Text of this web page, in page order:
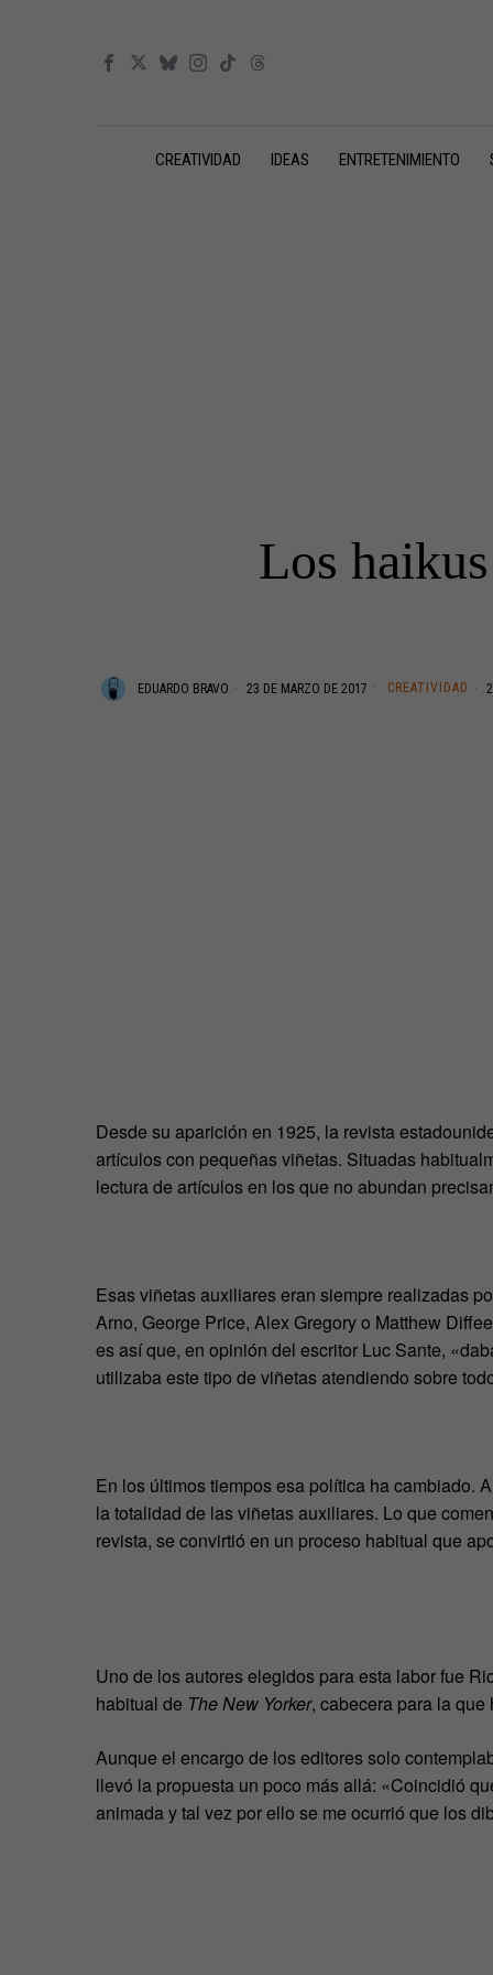
CREATIVIDAD IDEAS ENTRETENIMIENTO
Los
EDUARDO BRAVO 23 DE MARZO DE 2017 CREATIVIDAD
Desde su aparición en 1925, la revista
artículos con pequeñas viñetas. Situadas
lectura de artículos en los que no abundan
Esas viñetas auxiliares eran siempre realizadas
Arno, George Price, Alex Gregory o Matthew
es así que, en opinión del escritor Luc Sante,
utilizaba este tipo de viñetas atendiendo sobre
En los últimos tiempos esa política ha cambiado.
la totalidad de las viñetas auxiliares. Lo que
revista, se convirtió en un proceso habitual que
Uno de los autores elegidos para esta labor fue
habitual de The New Yorker, cabecera para la
Aunque el encargo de los editores solo
llevó la propuesta un poco más allá: «Coincidió
animada y tal vez por ello se me ocurrió que los